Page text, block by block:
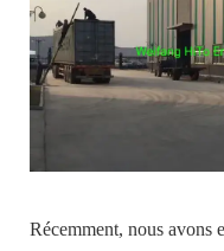
Récemment, nous avons